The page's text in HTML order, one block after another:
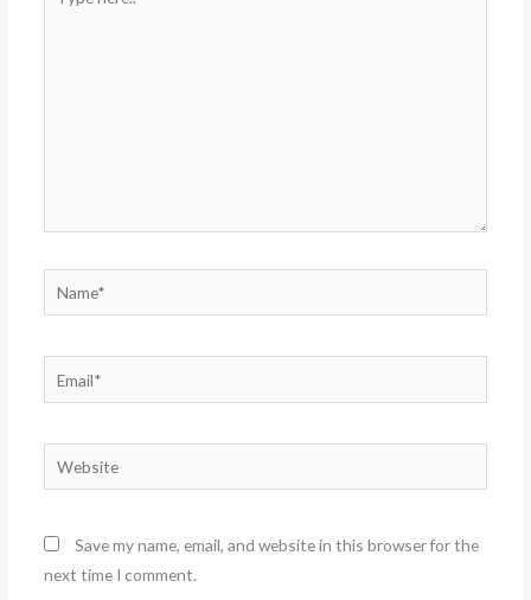
here..
Name*
Website
Save my name, email, and website in this browser for the
next time I comment.